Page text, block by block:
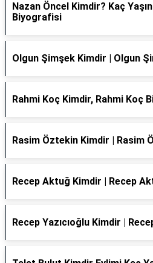
Nazan Öncel Kimdir? Kaç
Biyografisi
Olgun Şimşek Kimdir | Olgun
Rahmi Koç Kimdir, Rahmi Koç
Rasim Öztekin Kimdir | Rasim
Recep Aktuğ Kimdir | Recep
Recep Yazıcıoğlu Kimdir |